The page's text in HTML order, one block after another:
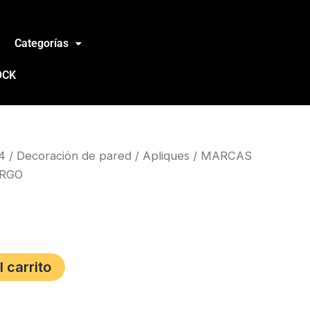
Categorías
/ Decoración de pared / Apliques / MARCAS
carrito